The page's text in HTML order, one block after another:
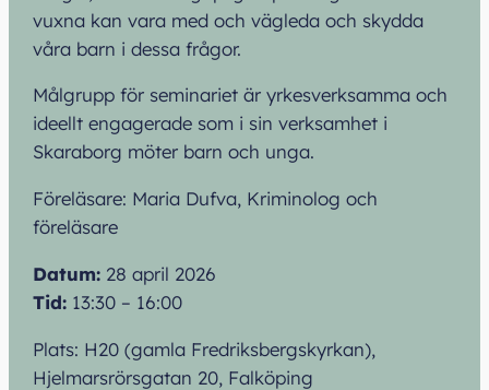
vuxna kan vara med och vägleda och skydda
våra barn i dessa frågor.
Målgrupp för seminariet är yrkesverksamma och
ideellt engagerade som i sin verksamhet i
Skaraborg möter barn och unga.
Föreläsare: Maria Dufva, Kriminolog och
föreläsare
Datum: 28 april 2026
Tid: 13:30 – 16:00
Plats: H20 (gamla Fredriksbergskyrkan),
Hjelmarsrörsgatan 20, Falköping